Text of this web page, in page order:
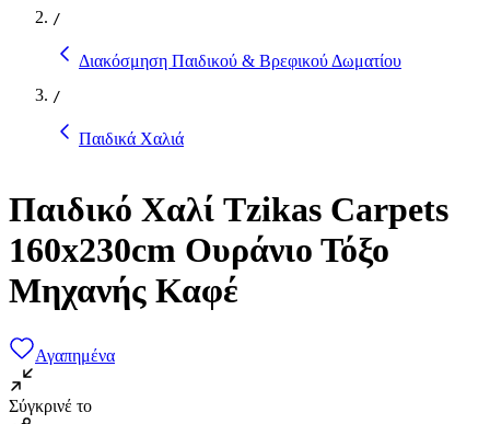
/
Διακόσμηση Παιδικού & Βρεφικού Δωματίου
/
Παιδικά Χαλιά
Παιδικό Χαλί Tzikas Carpets
160x230cm Ουράνιο Τόξο
Μηχανής Καφέ
Αγαπημένα
Σύγκρινέ το